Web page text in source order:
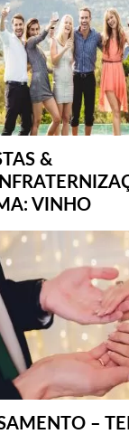
&
VINHO
–